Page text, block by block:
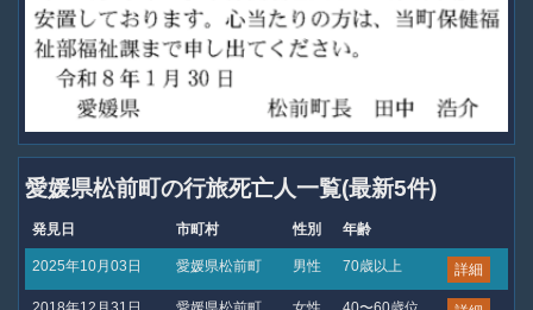
愛媛県松前町の行旅死亡人一覧(最新5件)
発見日 市町村 性別 年齢
2025年10月03日 愛媛県松前町 男性 70歳以上 詳細